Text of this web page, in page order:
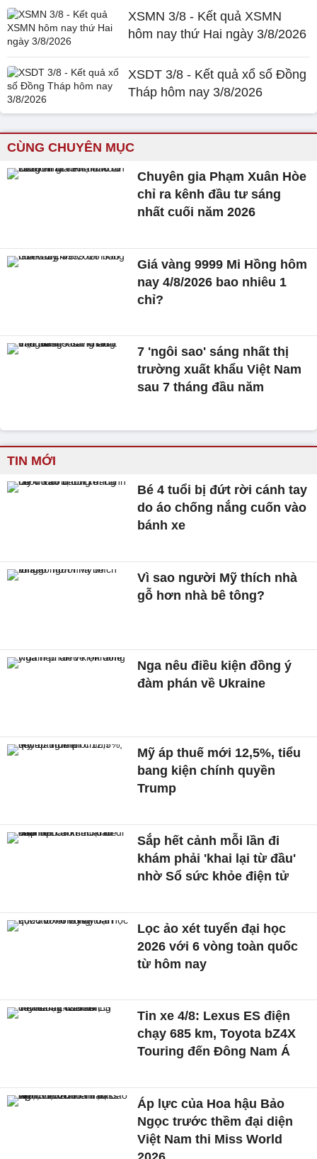
XSMN 3/8 - Kết quả XSMN
hôm nay thứ Hai ngày 3/8/2026
XSDT 3/8 - Kết quả xổ số Đồng
Tháp hôm nay 3/8/2026
CÙNG CHUYÊN MỤC
Chuyên gia Phạm Xuân Hòe
chỉ ra kênh đầu tư sáng
nhất cuối năm 2026
Giá vàng 9999 Mi Hồng hôm
nay 4/8/2026 bao nhiêu 1
chỉ?
7 'ngôi sao' sáng nhất thị
trường xuất khẩu Việt Nam
sau 7 tháng đầu năm
TIN MỚI
Bé 4 tuổi bị đứt rời cánh tay
do áo chống nắng cuốn vào
bánh xe
Vì sao người Mỹ thích nhà
gỗ hơn nhà bê tông?
Nga nêu điều kiện đồng ý
đàm phán về Ukraine
Mỹ áp thuế mới 12,5%, tiểu
bang kiện chính quyền
Trump
Sắp hết cảnh mỗi lần đi
khám phải 'khai lại từ đầu'
nhờ Sổ sức khỏe điện tử
Lọc ảo xét tuyển đại học
2026 với 6 vòng toàn quốc
từ hôm nay
Tin xe 4/8: Lexus ES điện
chạy 685 km, Toyota bZ4X
Touring đến Đông Nam Á
Áp lực của Hoa hậu Bảo
Ngọc trước thềm đại diện
Việt Nam thi Miss World